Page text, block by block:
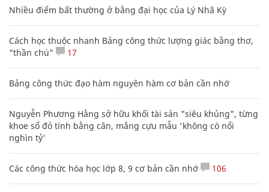
Nhiều điểm bất thường ở bằng đại học của Lý Nhã Kỳ
Cách học thuộc nhanh Bảng công thức lượng giác bằng thơ,
"thần chú"
17
Bảng công thức đạo hàm nguyên hàm cơ bản cần nhớ
Nguyễn Phương Hằng sở hữu khối tài sản "siêu khủng", từng
khoe sổ đỏ tính bằng cân, mắng cựu mẫu 'không có nổi
nghìn tỷ'
Các công thức hóa học lớp 8, 9 cơ bản cần nhớ 106